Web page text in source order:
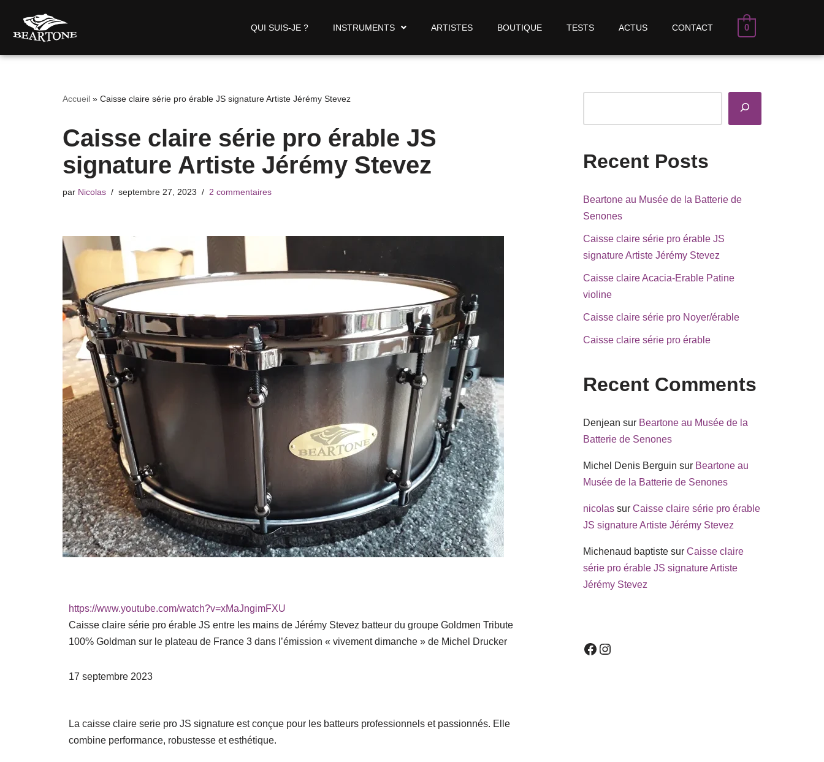
Aller
QUI SUIS-JE ? INSTRUMENTS ARTISTES BOUTIQUE TESTS ACTUS CONTACT 0
Accueil » Caisse claire série pro érable JS signature Artiste Jérémy Stevez
Caisse claire série pro érable JS
signature Artiste Jérémy Stevez
par Nicolas septembre 27, 2023 2 commentaires
https://www.youtube.com/watch?v=xMaJngimFXU
Caisse claire série pro érable JS entre les mains de Jérémy Stevez batteur du groupe Goldmen Tribute
100% Goldman sur le plateau de France 3 dans l’émission « vivement dimanche » de Michel Drucker
17 septembre 2023
La caisse claire serie pro JS signature est conçue pour les batteurs professionnels et passionnés. Elle
combine performance, robustesse et esthétique.
Recent Posts
Beartone au Musée de la Batterie de
Senones
Caisse claire série pro érable JS
signature Artiste Jérémy Stevez
Caisse claire Acacia-Erable Patine
violine
Caisse claire série pro Noyer/érable
Caisse claire série pro érable
Recent Comments
Denjean sur Beartone au Musée de la
Batterie de Senones
Michel Denis Berguin sur Beartone au
Musée de la Batterie de Senones
nicolas sur Caisse claire série pro érable
JS signature Artiste Jérémy Stevez
Michenaud baptiste sur Caisse claire
série pro érable JS signature Artiste
Jérémy Stevez